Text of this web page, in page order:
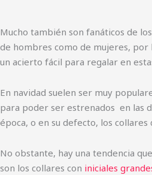
Mucho también son fanáticos de
de hombres como de mujeres, por
un acierto fácil para regalar en
En navidad suelen ser muy
para poder ser estrenados en las
época, o en su defecto, los collares
No obstante, hay una tendencia
son los collares con iniciales